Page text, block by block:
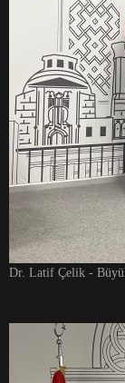
Dr. Latif Çelik -